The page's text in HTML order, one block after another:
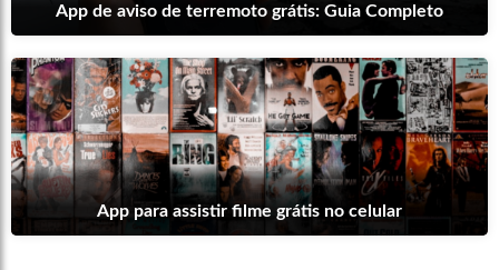
App de aviso de terremoto grátis: Guia Completo
App para assistir filme grátis no celular